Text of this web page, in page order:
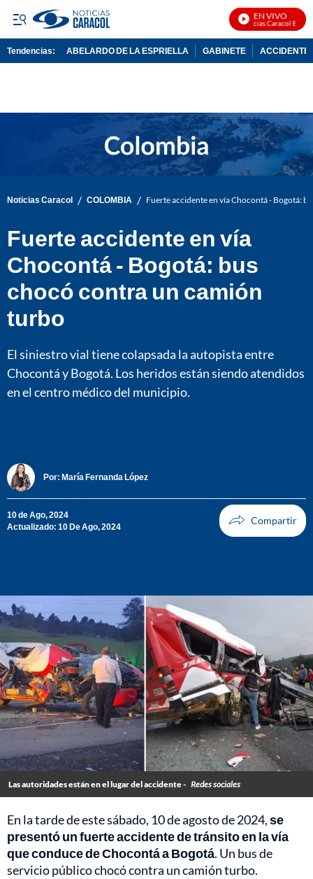
EN VIVO
Noticias Caracol En Vivo
Tendencias: ABELARDO DE LA ESPRIELLA GABINETE ACCIDENTE
Noticias Caracol / COLOMBIA / Fuerte accidente en vía Chocontá - Bogotá:
Fuerte accidente en vía
Chocontá - Bogotá: bus
chocó contra un camión
turbo
El siniestro vial tiene colapsada la autopista entre
Chocontá y Bogotá. Los heridos están siendo atendidos
en el centro médico del municipio.
Por: María Fernanda López
10 de Ago, 2024
Actualizado: 10 De Ago, 2024
Las autoridades están en el lugar del accidente - Redes sociales
En la tarde de este sábado, 10 de agosto de 2024,se
presentó un fuerte accidente de tránsito en la vía
que conduce de Chocontá a Bogotá. Un bus de
servicio público chocó contra un camión turbo.